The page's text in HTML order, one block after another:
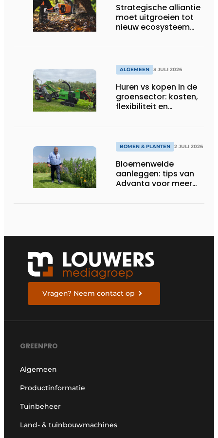
Strategische alliantie
moet uitgroeien tot
nieuw ecosysteem
ALGEMEEN 3 JULI 2026
Huren vs kopen in de
groensector: kosten,
flexibiliteit en
BOMEN & PLANTEN 2 JULI 2026
Bloemenweide
aanleggen: tips van
Advanta voor meer
Vragen? Neem contact op
GREENPRO
Algemeen
Productinformatie
Tuinbeheer
Land- & tuinbouwmachines